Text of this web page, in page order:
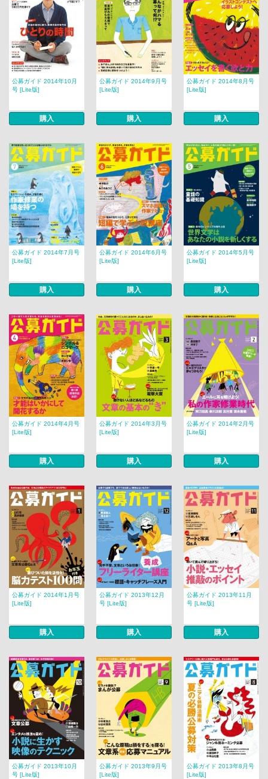
公募ガイド 2014年10月
号 [Lite版]
購入
公募ガイド 2014年9月号
[Lite版]
購入
公募ガイド 2014年8月号
[Lite版]
購入
公募ガイド 2014年7月号
[Lite版]
購入
公募ガイド 2014年6月号
[Lite版]
購入
公募ガイド 2014年5月号
[Lite版]
購入
公募ガイド 2014年4月号
[Lite版]
購入
公募ガイド 2014年3月号
[Lite版]
購入
公募ガイド 2014年2月号
[Lite版]
購入
公募ガイド 2014年1月号
[Lite版]
購入
公募ガイド 2013年12月
号 [Lite版]
購入
公募ガイド 2013年11月
号 [Lite版]
購入
公募ガイド 2013年10月
号 [Lite版]
公募ガイド 2013年9月号
[Lite版]
公募ガイド 2013年8月号
[Lite版]